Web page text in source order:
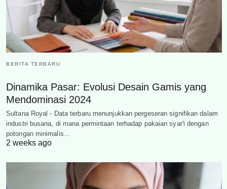
BERITA TERBARU
Dinamika Pasar: Evolusi Desain Gamis yang
Mendominasi 2024
Sultana Royal - Data terbaru menunjukkan pergeseran signifikan dalam
industri busana, di mana permintaan terhadap pakaian syar'i dengan
potongan minimalis…
2 weeks ago